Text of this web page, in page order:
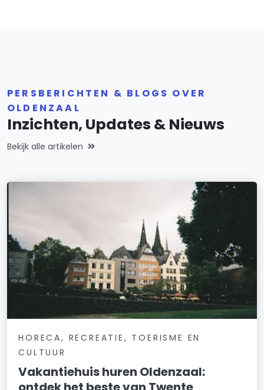
PERSBERICHTEN & BLOGS OVER
OLDENZAAL
Inzichten, Updates & Nieuws
Bekijk alle artikelen
HORECA, RECREATIE, TOERISME EN
CULTUUR
Vakantiehuis huren Oldenzaal: